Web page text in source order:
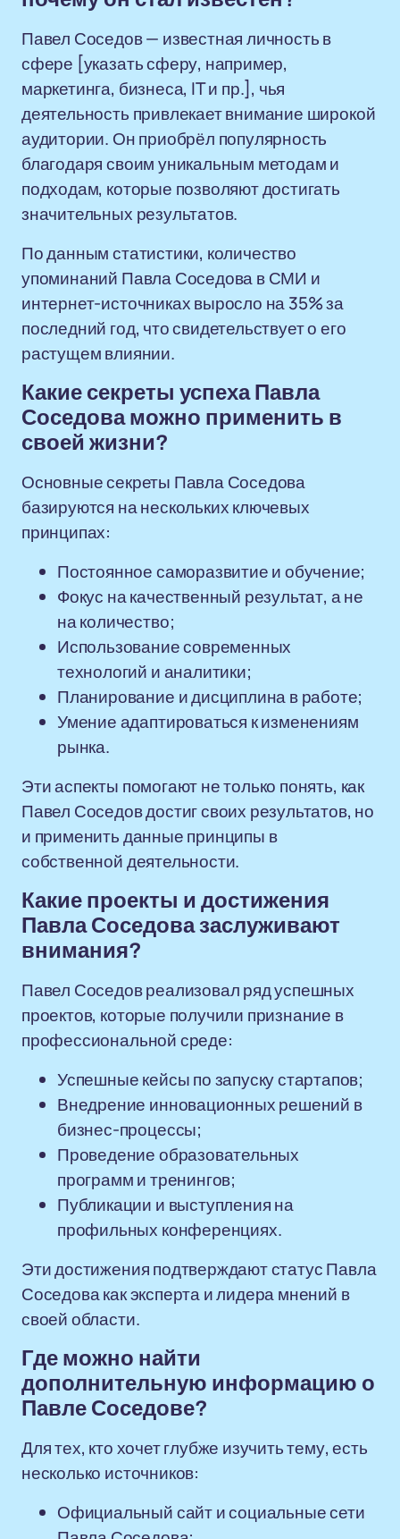
Павел Соседов — известная личность в
сфере [указать сферу, например,
маркетинга, бизнеса, IT и пр.], чья
деятельность привлекает внимание широкой
аудитории. Он приобрёл популярность
благодаря своим уникальным методам и
подходам, которые позволяют достигать
значительных результатов.
По данным статистики, количество
упоминаний Павла Соседова в СМИ и
интернет-источниках выросло на 35% за
последний год, что свидетельствует о его
растущем влиянии.
Какие секреты успеха Павла
Соседова можно применить в
своей жизни?
Основные секреты Павла Соседова
базируются на нескольких ключевых
принципах:
Постоянное саморазвитие и обучение;
Фокус на качественный результат, а не
на количество;
Использование современных
технологий и аналитики;
Планирование и дисциплина в работе;
Умение адаптироваться к изменениям
рынка.
Эти аспекты помогают не только понять, как
Павел Соседов достиг своих результатов, но
и применить данные принципы в
собственной деятельности.
Какие проекты и достижения
Павла Соседова заслуживают
внимания?
Павел Соседов реализовал ряд успешных
проектов, которые получили признание в
профессиональной среде:
Успешные кейсы по запуску стартапов;
Внедрение инновационных решений в
бизнес-процессы;
Проведение образовательных
программ и тренингов;
Публикации и выступления на
профильных конференциях.
Эти достижения подтверждают статус Павла
Соседова как эксперта и лидера мнений в
своей области.
Где можно найти
дополнительную информацию о
Павле Соседове?
Для тех, кто хочет глубже изучить тему, есть
несколько источников:
Официальный сайт и социальные сети